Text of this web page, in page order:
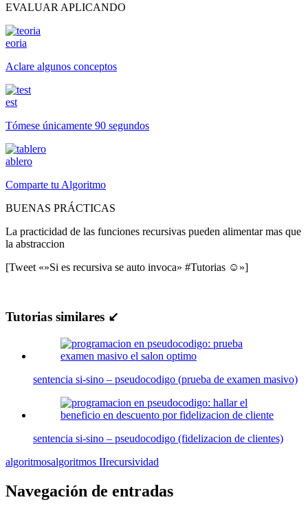
EVALUAR APLICANDO
eoria
Aclare algunos conceptos
est
Tómese únicamente 90 segundos
ablero
Comparte tu Algoritmo
BUENAS PRÁCTICAS
La practicidad de las funciones recursivas pueden alimentar mas que
la abstraccion
[Tweet «»Si es recursiva se auto invoca» #Tutorias ☺»]
Tutorias similares ↙
sentencia si-sino – pseudocodigo (prueba de examen masivo)
sentencia si-sino – pseudocodigo (fidelizacion de clientes)
algoritmosalgoritmos IIrecursividad
Navegación de entradas